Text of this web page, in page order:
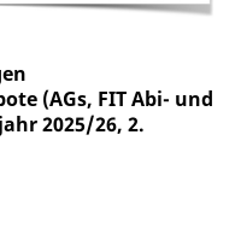
(AGs, FIT Abi- und
2025/26, 2.